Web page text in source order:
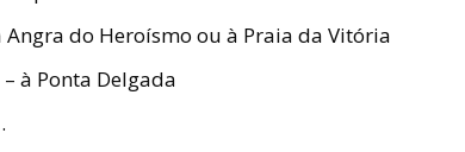
Angra do Heroísmo ou à Praia da Vitória
– à Ponta Delgada